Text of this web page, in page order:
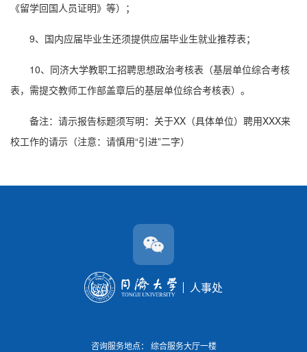
《留学回国人员证明》等）；
9、国内应届毕业生还须提供应届毕业生就业推荐表；
10、同济大学教职工招聘思想政治考核表（基层单位综合考核
表，需提交教师工作部盖章后的基层单位综合考核表）。
备注：请示报告标题须写明：关于XX（具体单位）聘用XXX来
校工作的请示（注意：请慎用“引进”二字）
人事处
咨询服务地点： 综合服务大厅一楼